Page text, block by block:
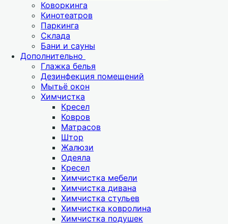
Коворкинга
Кинотеатров
Паркинга
Склада
Бани и сауны
Дополнительно
Глажка белья
Дезинфекция помещений
Мытьё окон
Химчистка
Кресел
Ковров
Матрасов
Штор
Жалюзи
Одеяла
Кресел
Химчистка мебели
Химчистка дивана
Химчистка стульев
Химчистка ковролина
Химчистка подушек